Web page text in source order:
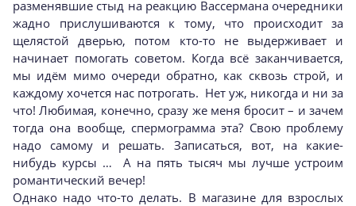
разменявшие стыд на реакцию Вассермана очередники
жадно прислушиваются к тому, что происходит за
щелястой дверью, потом кто-то не выдерживает и
начинает помогать советом. Когда всё заканчивается,
мы идём мимо очереди обратно, как сквозь строй, и
каждому хочется нас потрогать. Нет уж, никогда и ни за
что! Любимая, конечно, сразу же меня бросит – и зачем
тогда она вообще, спермограмма эта? Свою проблему
надо самому и решать. Записаться, вот, на какие-
нибудь курсы … А на пять тысяч мы лучше устроим
романтический вечер!
Однако надо что-то делать. В магазине для взрослых